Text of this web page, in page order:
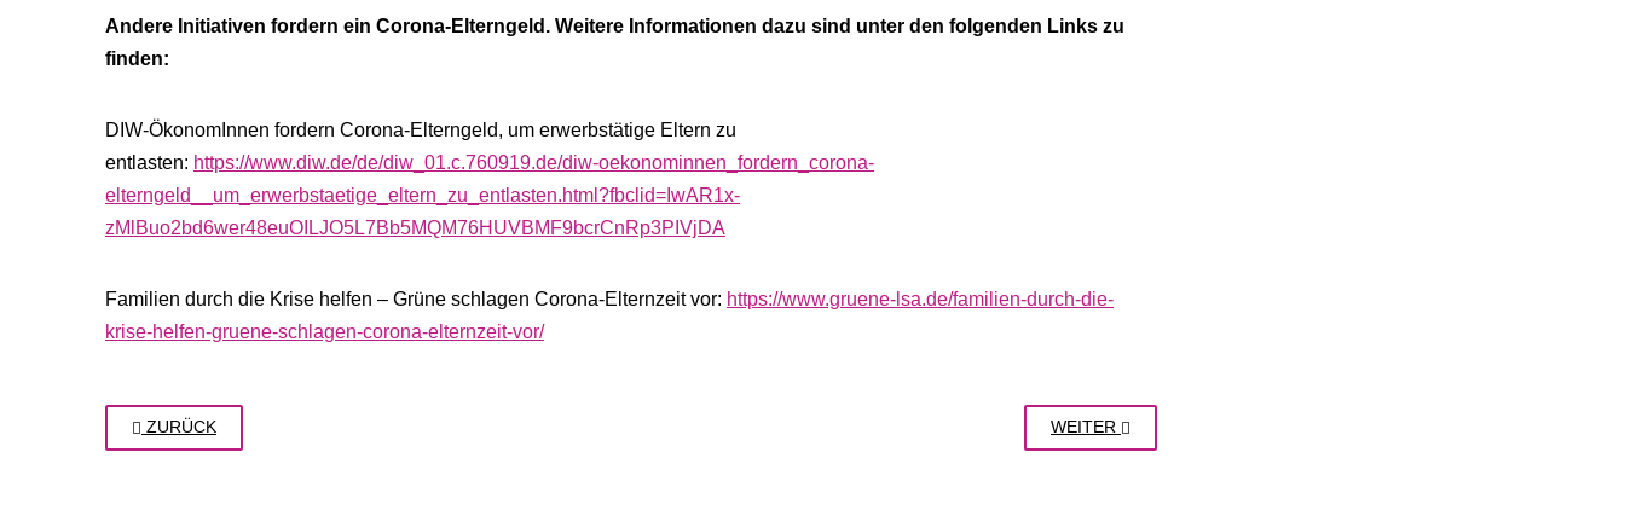
Andere Initiativen fordern ein Corona-Elterngeld. Weitere Informationen dazu sind unter den folgenden Links zu
finden:
DIW-ÖkonomInnen fordern Corona-Elterngeld, um erwerbstätige Eltern zu
entlasten: https://www.diw.de/de/diw_01.c.760919.de/diw-oekonominnen_fordern_corona-
elterngeld__um_erwerbstaetige_eltern_zu_entlasten.html?fbclid=IwAR1x-
zMlBuo2bd6wer48euOILJO5L7Bb5MQM76HUVBMF9bcrCnRp3PIVjDA
Familien durch die Krise helfen – Grüne schlagen Corona-Elternzeit vor: https://www.gruene-lsa.de/familien-durch-die-
krise-helfen-gruene-schlagen-corona-elternzeit-vor/
ZURÜCK WEITER